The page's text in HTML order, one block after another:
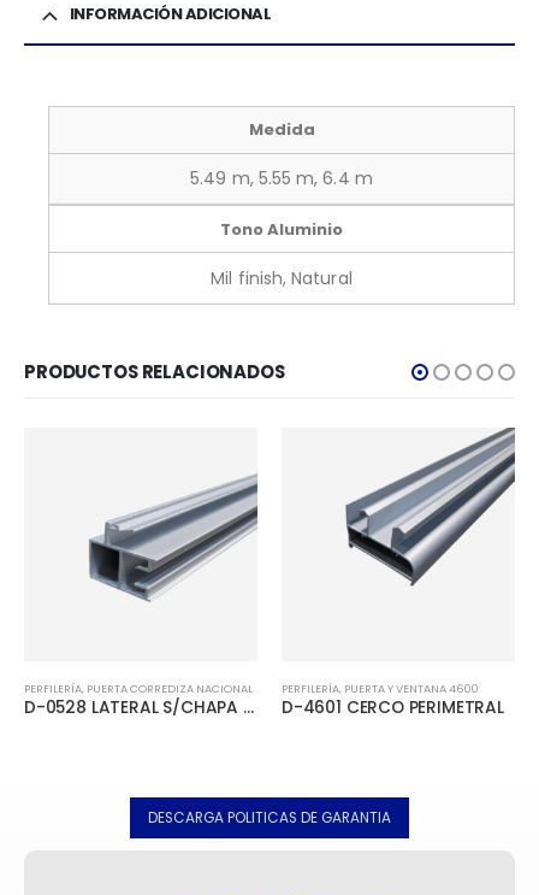
INFORMACIÓN ADICIONAL
Medida
5.49 m, 5.55 m, 6.4 m
Tono Aluminio
Mil finish, Natural
PRODUCTOS RELACIONADOS
PERFILERÍA, PUERTA CORREDIZA NACIONAL
D-0528 LATERAL S/CHAPA PUERTA CORREDIZA
PERFILERÍA, PUERTA Y VENTANA 4600
D-4601 CERCO PERIMETRAL
DESCARGA POLITICAS DE GARANTIA